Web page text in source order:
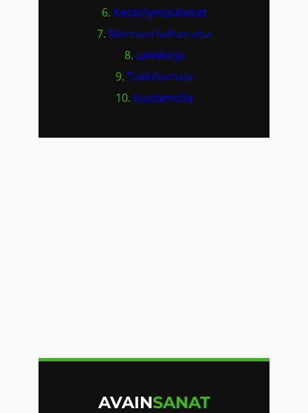
6. Kesäolympialaiset
7. Morsian/sulhas visa
8. Leikekirja
9. Tukkihumala
10. Kuutamolla
AVAINSANAT